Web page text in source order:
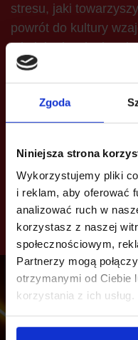
Zgoda
Niniejsza strona
Wykorzystujemy pliki
i reklam, aby oferować
analizować ruch w
korzystasz z naszej
społecznościowym,
Partnerzy mogą
otrzymanymi od Ciebie
korzystania z ich usług.
stresu, jaki
powrót do kultury
z kolei odeszła, bo
Znalazła pracę w
brzmiało idealnie.
bliskość nie
miejscu trafiła do
zapisów w umowie.
[…]
CZYTAJ WIĘCEJ